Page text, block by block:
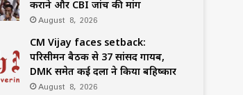
कराने और CBI जांच की मांग
August 8, 2026
CM Vijay faces setback:
परिसीमन बैठक से 37 सांसद गायब,
DMK समेत कई दलों ने किया बहिष्कार
August 8, 2026